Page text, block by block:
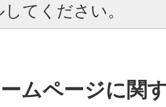
てください。
ムページに関